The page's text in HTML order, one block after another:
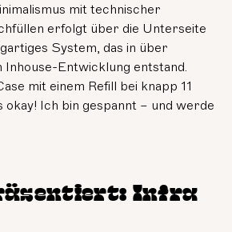
mit technischer
erfolgt über die Unterseite
System, das in über
Inhouse-Entwicklung entstand.
mit einem Refill bei knapp 11
okay! Ich bin gespannt – und werde
Infra